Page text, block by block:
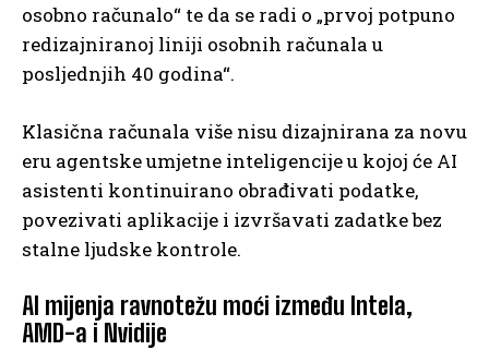
osobno računalo“ te da se radi o „prvoj potpuno
redizajniranoj liniji osobnih računala u
posljednjih 40 godina“.
Klasična računala više nisu dizajnirana za novu
eru agentske umjetne inteligencije u kojoj će AI
asistenti kontinuirano obrađivati podatke,
povezivati aplikacije i izvršavati zadatke bez
stalne ljudske kontrole.
AI mijenja ravnotežu moći između Intela,
AMD-a i Nvidije